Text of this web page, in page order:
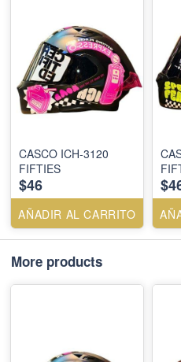
CASCO ICH-3120
FIFTIES
$46
AÑADIR AL CARRITO
More products